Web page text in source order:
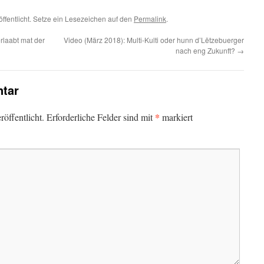
Setze ein Lesezeichen auf den Permalink.
mat der
Video (März 2018): Multi-Kulti oder hunn d’Lëtzebuerger
nach eng Zukunft? →
Erforderliche Felder sind mit* markiert